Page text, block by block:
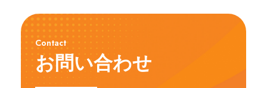
Contact
お問い合わせ